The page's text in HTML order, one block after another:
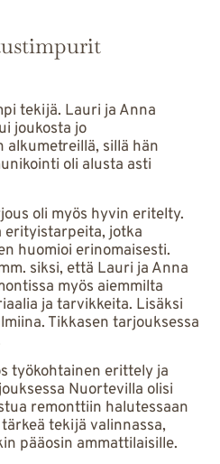
tekijä. Lauri ja Anna
joukosta jo
sillä hän
oli alusta asti
oli myös hyvin eritelty.
erityistarpeita, jotka
huomioi erinomaisesti.
siksi, että Lauri ja Anna
myös aiemmilta
ja tarvikkeita. Lisäksi
Tikkasen tarjouksessa
työkohtainen erittely ja
Nuortevilla olisi
remonttiin halutessaan
tekijä valinnassa,
pääosin ammattilaisille.